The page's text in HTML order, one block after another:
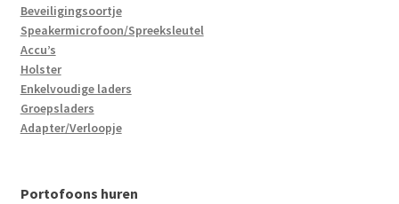
Beveiligingsoortje
Speakermicrofoon/Spreeksleutel
Accu’s
Holster
Enkelvoudige laders
Groepsladers
Adapter/Verloopje
Portofoons huren